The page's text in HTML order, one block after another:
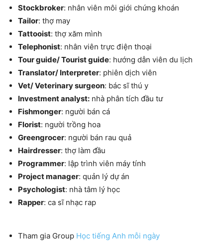
Stockbroker: nhân viên môi giới chứng khoán
Tailor: thợ may
Tattooist: thợ xăm mình
Telephonist: nhân viên trực điện thoại
Tour guide/ Tourist guide: hướng dẫn viên du lịch
Translator/ Interpreter: phiên dịch viên
Vet/ Veterinary surgeon: bác sĩ thú y
Investment analyst: nhà phân tích đầu tư
Fishmonger: người bán cá
Florist: người trồng hoa
Greengrocer: người bán rau quả
Hairdresser: thợ làm đầu
Programmer: lập trình viên máy tính
Project manager: quản lý dự án
Psychologist: nhà tâm lý học
Rapper: ca sĩ nhạc rap
Tham gia Group Học tiếng Anh mỗi ngày